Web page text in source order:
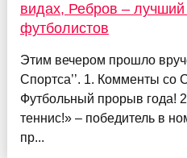
видах, Ребров –
футболистов
Этим вечером прошло
Спортса’’. 1. Комменты со
Футбольный прорыв года!
теннис!» – победитель в
пр...